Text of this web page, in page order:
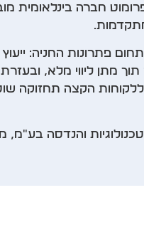
פתרונות החניה:
תוך מתן ליווי מלא,
הקצה תחזוקה
והנדסה בע"מ,